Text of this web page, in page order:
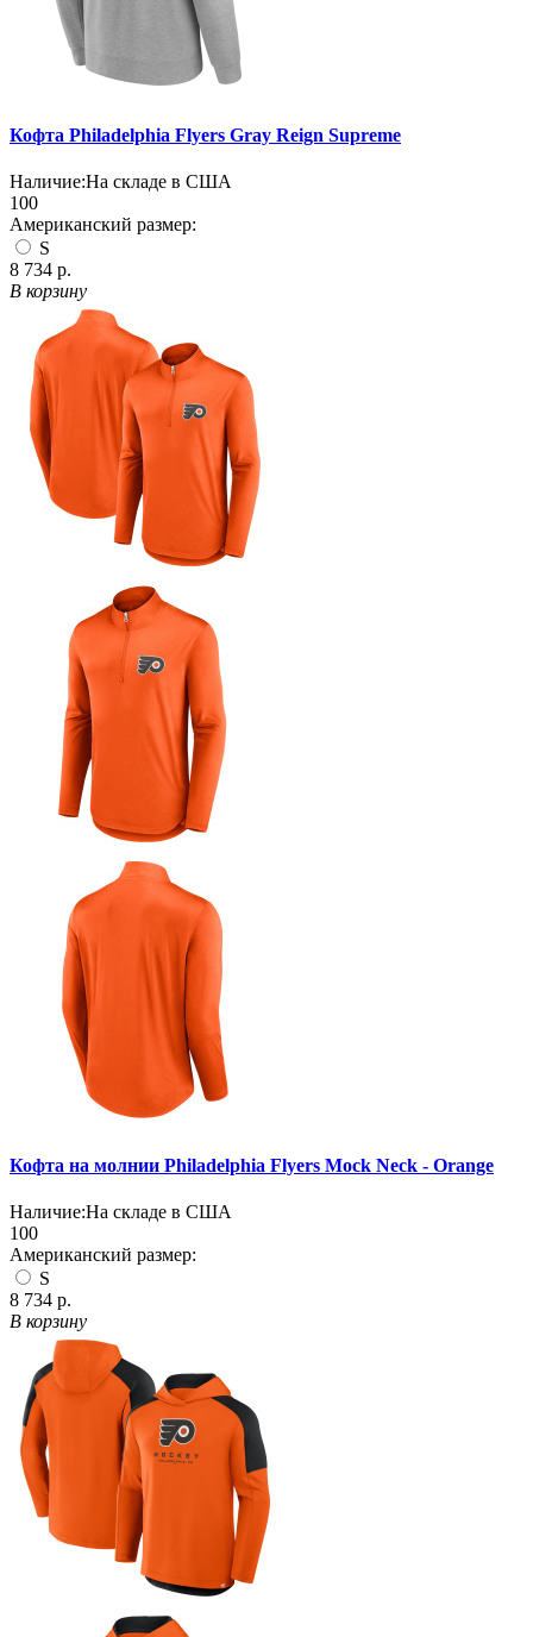
Кофта Philadelphia Flyers Gray Reign Supreme
Наличие:На складе в США
100
Американский размер:
S
8 734 р.
В корзину
Кофта на молнии Philadelphia Flyers Mock Neck - Orange
Наличие:На складе в США
100
Американский размер:
S
8 734 р.
В корзину